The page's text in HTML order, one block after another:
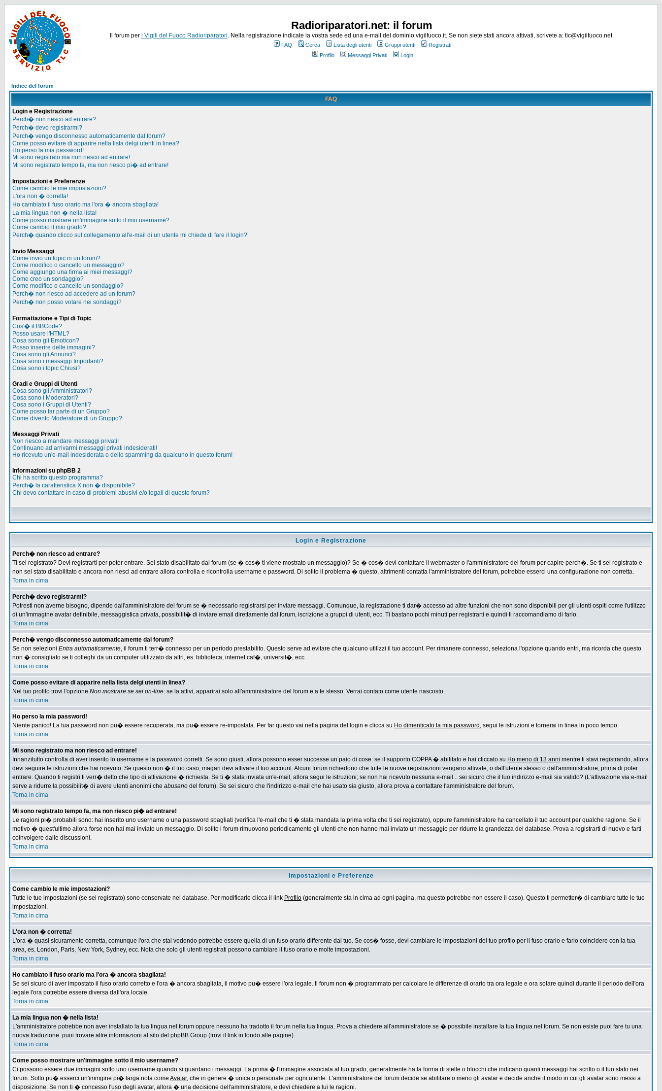
Radioriparatori.net: il forum
Il forum per i Vigili del Fuoco Radioriparatori. Nella registrazione indicate la vostra sede ed una e-mail del dominio vigilfuoco.it. Se non siete stati ancora attivati, scrivete a: tlc@vigilfuoco.net
FAQ Cerca Lista degli utenti Gruppi utenti
Registrati
Profilo
Messaggi Privati Login
Indice del forum
FAQ
Login e Registrazione
Perch� non riesco ad entrare?
Perch� devo registrarmi?
Perch� vengo disconnesso automaticamente dal forum?
Come posso evitare di apparire nella lista delgi utenti in linea?
Ho perso la mia password!
Mi sono registrato ma non riesco ad entrare!
Mi sono registrato tempo fa, ma non riesco pi� ad entrare!
Impostazioni e Preferenze
Come cambio le mie impostazioni?
L'ora non � corretta!
Ho cambiato il fuso orario ma l'ora � ancora sbagliata!
La mia lingua non � nella lista!
Come posso mostrare un'immagine sotto il mio username?
Come cambio il mio grado?
Perch� quando clicco sul collegamento all'e-mail di un utente mi chiede di fare il login?
Invio Messaggi
Come invio un topic in un forum?
Come modifico o cancello un messaggio?
Come aggiungo una firma ai miei messaggi?
Come creo un sondaggio?
Come modifico o cancello un sondaggio?
Perch� non riesco ad accedere ad un forum?
Perch� non posso votare nei sondaggi?
Formattazione e Tipi di Topic
Cos'� il BBCode?
Posso usare l'HTML?
Cosa sono gli Emoticon?
Posso inserire delle immagini?
Cosa sono gli Annunci?
Cosa sono i messaggi Importanti?
Cosa sono i topic Chiusi?
Gradi e Gruppi di Utenti
Cosa sono gli Amministratori?
Cosa sono i Moderatori?
Cosa sono i Gruppi di Utenti?
Come posso far parte di un Gruppo?
Come divento Moderatore di un Gruppo?
Messaggi Privati
Non riesco a mandare messaggi privati!
Continuano ad arrivarmi messaggi privati indesiderati!
Ho ricevuto un'e-mail indesiderata o dello spamming da qualcuno in questo forum!
Informazioni su phpBB 2
Chi ha scritto questo programma?
Perch� la caratteristica X non � disponibile?
Chi devo contattare in caso di problemi abusivi e/o legali di questo forum?
Login e Registrazione
Perch� non riesco ad entrare?
Ti sei registrato? Devi registrarti per poter entrare. Sei stato disabilitato dal forum (se � cos� ti viene mostrato un messaggio)? Se � cos� devi contattare il webmaster o l'amministratore del forum per capire perch�. Se ti sei registrato e
non sei stato disabilitato e ancora non riesci ad entrare allora controlla e ricontrolla username e password. Di solito il problema � questo, altrimenti contatta l'amministratore del forum, potrebbe esserci una configurazione non corretta.
Torna in cima
Perch� devo registrarmi?
Potresti non averne bisogno, dipende dall'amministratore del forum se � necessario registrarsi per inviare messaggi. Comunque, la registrazione ti dar� accesso ad altre funzioni che non sono disponibili per gli utenti ospiti come l'utilizzo
di un'immagine avatar definibile, messaggistica privata, possibilit� di inviare email direttamente dal forum, iscrizione a gruppi di utenti, ecc. Ti bastano pochi minuti per registrarti e quindi ti raccomandiamo di farlo.
Torna in cima
Perch� vengo disconnesso automaticamente dal forum?
Se non selezioni Entra automaticamente, il forum ti terr� connesso per un periodo prestabilito. Questo serve ad evitare che qualcuno utilizzi il tuo account. Per rimanere connesso, seleziona l'opzione quando entri, ma ricorda che questo
non � consigliato se ti colleghi da un computer utilizzato da altri, es. biblioteca, internet caf�, universit�, ecc.
Torna in cima
Come posso evitare di apparire nella lista delgi utenti in linea?
Nel tuo profilo trovi l'opzione Non mostrare se sei on-line: se la attivi, apparirai solo all'amministratore del forum e a te stesso. Verrai contato come utente nascosto.
Torna in cima
Ho perso la mia password!
Niente panico! La tua password non pu� essere recuperata, ma pu� essere re-impostata. Per far questo vai nella pagina del login e clicca su Ho dimenticato la mia password , segui le istruzioni e tornerai in linea in poco tempo.
Torna in cima
Mi sono registrato ma non riesco ad entrare!
Innanzitutto controlla di aver inserito lo username e la password corretti. Se sono giusti, allora possono esser successe un paio di cose: se il supporto COPPA � abilitato e hai cliccato su Ho meno di 13 anni mentre ti stavi registrando, allora
devi seguire le istruzioni che hai ricevuto. Se questo non � il tuo caso, magari devi attivare il tuo account. Alcuni forum richiedono che tutte le nuove registrazioni vengano attivate, o dall'utente stesso o dall'amministratore, prima di poter
entrare. Quando ti registri ti verr� detto che tipo di attivazione � richiesta. Se ti � stata inviata un'e-mail, allora segui le istruzioni; se non hai ricevuto nessuna e-mail... sei sicuro che il tuo indirizzo e-mail sia valido? (L'attivazione via e-mail
serve a ridurre la possibilit� di avere utenti anonimi che abusano del forum). Se sei sicuro che l'indirizzo e-mail che hai usato sia giusto, allora prova a contattare l'amministratore del forum.
Torna in cima
Mi sono registrato tempo fa, ma non riesco pi� ad entrare!
Le ragioni pi� probabili sono: hai inserito uno username o una password sbagliati (verifica l'e-mail che ti � stata mandata la prima volta che ti sei registrato), oppure l'amministratore ha cancellato il tuo account per qualche ragione. Se il
motivo � quest'ultimo allora forse non hai mai inviato un messaggio. Di solito i forum rimuovono periodicamente gli utenti che non hanno mai inviato un messaggio per ridurre la grandezza del database. Prova a registrarti di nuovo e farti
coinvolgere dalle discussioni.
Torna in cima
Impostazioni e Preferenze
Come cambio le mie impostazioni?
Tutte le tue impostazioni (se sei registrato) sono conservate nel database. Per modificarle clicca il link Profilo (generalmente sta in cima ad ogni pagina, ma questo potrebbe non essere il caso). Questo ti permetter� di cambiare tutte le tue
impostazioni.
Torna in cima
L'ora non � corretta!
L'ora � quasi sicuramente corretta, comunque l'ora che stai vedendo potrebbe essere quella di un fuso orario differente dal tuo. Se cos� fosse, devi cambiare le impostazioni del tuo profilo per il fuso orario e farlo coincidere con la tua
area, es. London, Paris, New York, Sydney, ecc. Nota che solo gli utenti registrati possono cambiare il fuso orario e molte impostazioni.
Torna in cima
Ho cambiato il fuso orario ma l'ora � ancora sbagliata!
Se sei sicuro di aver impostato il fuso orario corretto e l'ora � ancora sbagliata, il motivo pu� essere l'ora legale. Il forum non � programmato per calcolare le differenze di orario tra ora legale e ora solare quindi durante il periodo dell'ora
legale l'ora potrebbe essere diversa dall'ora locale.
Torna in cima
La mia lingua non � nella lista!
L'amministratore potrebbe non aver installato la tua lingua nel forum oppure nessuno ha tradotto il forum nella tua lingua. Prova a chiedere all'amministratore se � possibile installare la tua lingua nel forum. Se non esiste puoi fare tu una
nuova traduzione. puoi trovare altre informazioni al sito del phpBB Group (trovi il link in fondo alle pagine).
Torna in cima
Come posso mostrare un'immagine sotto il mio username?
Ci possono essere due immagini sotto uno username quando si guardano i messaggi. La prima � l'immagine associata al tuo grado, generalmente ha la forma di stelle o blocchi che indicano quanti messaggi hai scritto o il tuo stato nei
forum. Sotto pu� esserci un'immgine pi� larga nota come Avatar, che in genere � unica o personale per ogni utente. L'amministratore del forum decide se abilitare o meno gli avatar e decide anche il modo in cui gli avatar sono messi a
disposizione. Se non ti � concesso l'uso degli avatar, allora � una decisione dell'amministratore, e devi chiedere a lui le ragioni.